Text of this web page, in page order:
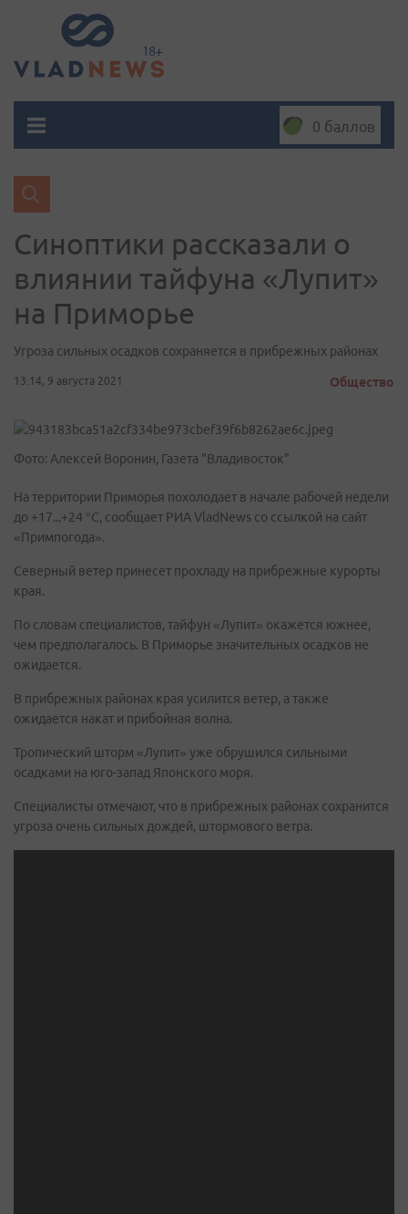
0 баллов
Синоптики рассказали о
влиянии тайфуна «Лупит»
на Приморье
Угроза сильных осадков сохраняется в прибрежных районах
13:14, 9 августа 2021 Общество
Фото: Алексей Воронин, Газета "Владивосток"
На территории Приморья похолодает в начале рабочей недели
до +17...+24 °С, сообщает РИА VladNews со ссылкой на сайт
«Примпогода».
Северный ветер принесет прохладу на прибрежные курорты
края.
По словам специалистов, тайфун «Лупит» окажется южнее,
чем предполагалось. В Приморье значительных осадков не
ожидается.
В прибрежных районах края усилится ветер, а также
ожидается накат и прибойная волна.
Тропический шторм «Лупит» уже обрушился сильными
осадками на юго-запад Японского моря.
Специалисты отмечают, что в прибрежных районах сохранится
угроза очень сильных дождей, штормового ветра.